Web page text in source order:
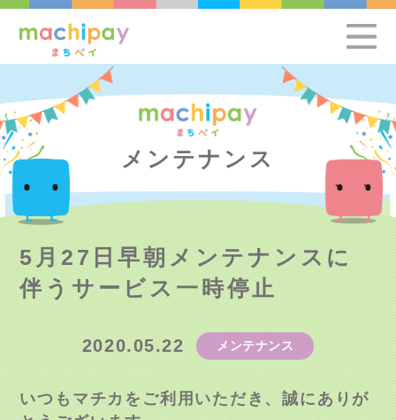
メンテナンス
5月27日早朝メンテナンスに
伴うサービス一時停止
2020.05.22 メンテナンス
いつもマチカをご利用いただき、誠にありが